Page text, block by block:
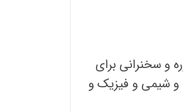
و سخنرانی برای
و شیمی و فیزیک و